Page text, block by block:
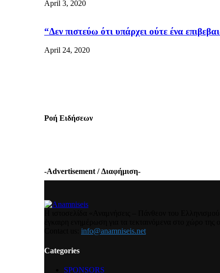
April 3, 2020
“Δεν πιστεύω ότι υπάρχει ούτε ένα
April 24, 2020
Ροή Ειδήσεων
-Advertisement / Διαφήμιση-
info@anamniseis.net
Categories
SPONSORS